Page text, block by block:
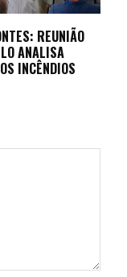
REUNIÃO
ANALISA
INCÊNDIOS